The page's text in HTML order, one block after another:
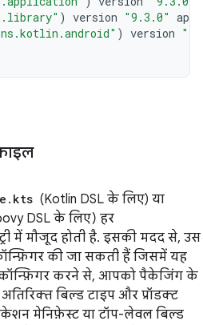
) version "9.3.0"
) version
(Kotlin DSL के लिए) या
DSL के लिए) हर
में मौजूद होती है. इसकी मदद से, उस
की जा सकती हैं जिसमें यह
कॉन्फ़िगर करने से, आपको पैकेजिंग के
बिल्ड टाइप और प्रॉडक्ट
मेनिफ़ेस्ट या टॉप-लेवल बिल्ड